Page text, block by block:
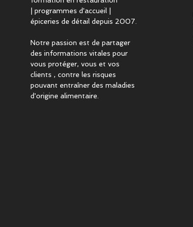
| programmes d'accueil |
épiceries de détail depuis 2007.
Notre passion est de partager
des informations vitales pour
vous protéger, vous et vos
clients , contre les risques
pouvant entraîner des maladies
d'origine alimentaire.